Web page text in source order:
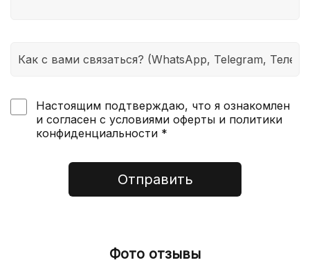
Настоящим подтверждаю, что я ознакомлен
и согласен с условиями оферты и политики
конфиденциальности *
Отправить
Фото отзывы